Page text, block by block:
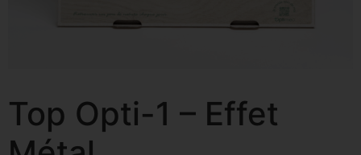
Top Opti-1 – Effet